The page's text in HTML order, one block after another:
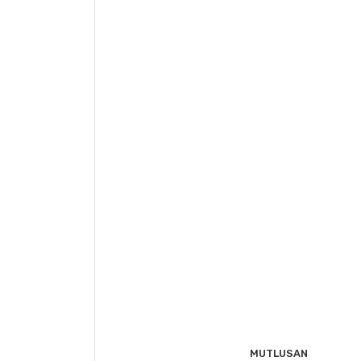
MUTLUSAN